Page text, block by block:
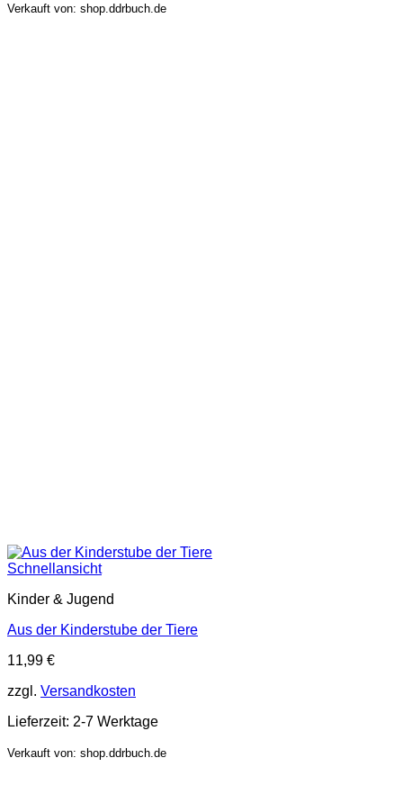
Verkauft von: shop.ddrbuch.de
Schnellansicht
Kinder & Jugend
Aus der Kinderstube der Tiere
11,99 €
zzgl. Versandkosten
Lieferzeit: 2-7 Werktage
Verkauft von: shop.ddrbuch.de